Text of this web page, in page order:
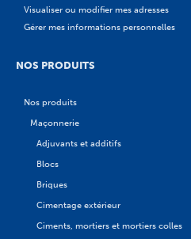
Visualiser ou modifier mes adresses
Gérer mes informations personnelles
NOS PRODUITS
Nos produits
Maçonnerie
Adjuvants et additifs
Blocs
Briques
Cimentage extérieur
Ciments, mortiers et mortiers colles